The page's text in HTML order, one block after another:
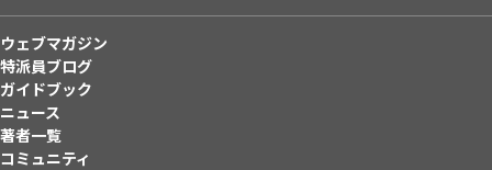
ウェブマガジン
特派員ブログ
ガイドブック
ニュース
著者一覧
コミュニティ